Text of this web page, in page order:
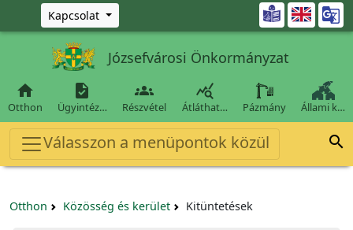
Ugrás a fő tartalomra
Kapcsolat 
Józsefvárosi Önkormányzat

Otthon

Ügyintéz…

Részvétel

Átláthat… Pázmány Állami k…
Válasszon a menüpontok közül 
Otthon Közösség és kerület Kitüntetések